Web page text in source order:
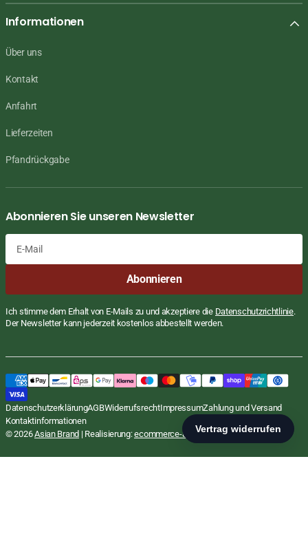
inkl. MwSt., zzgl.Versand
Preis
STÜCKPREIS
€3,25 /PRO
In den Warenkorb
Informationen
Über uns
Kontakt
Anfahrt
Lieferzeiten
Pfandrückgabe
Abonnieren Sie unseren Newsletter
Abonnieren
Ich stimme dem Erhalt von E-Mails zu und akzeptiere die Datenschutzrichtlinie.
Der Newsletter kann jederzeit kostenlos abbestellt werden.
DatenschutzerklärungAGBWiderrufsrechtImpressumZahlung und Versand
Kontaktinformationen
© 2026Asian Brand | Realisierung:ecommerce-agentur.net